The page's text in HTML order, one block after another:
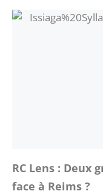
RC Lens :
face à Reims ?